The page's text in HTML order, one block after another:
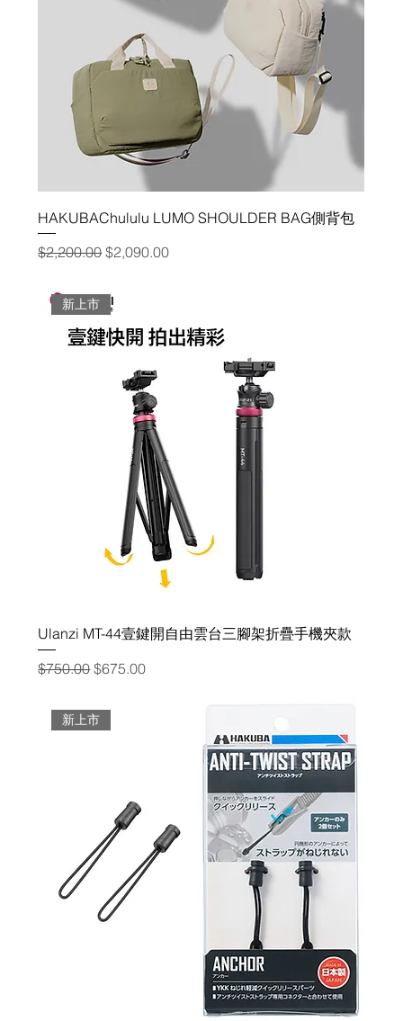
HAKUBAChululu LUMO SHOULDER BAG側背包
一般價格
$2,200.00促銷價格
$2,090.00
新上市
Ulanzi MT-44壹鍵開自由雲台三腳架折疊手機夾款
一般價格
$750.00促銷價格
$675.00
新上市